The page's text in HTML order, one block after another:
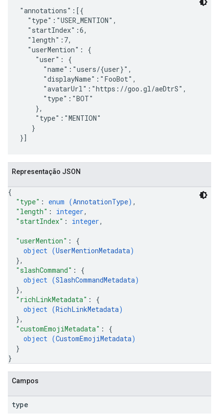
"annotations":[{
  "type":"USER_MENTION",
  "startIndex":6,
  "length":7,
  "userMention": {
    "user": {
      "name":"users/{user}",
      "displayName":"FooBot",
      "avatarUrl":"https://goo.gl/aeDtrS",
      "type":"BOT"
    },
    "type":"MENTION"
   }
Representação JSON
{
"type" : enum (AnnotationType) ,
"length" : integer,
"startIndex" : integer,
"userMention" : {
object (UserMentionMetadata)
},
"slashCommand" : {
object (SlashCommandMetadata)
},
"richLinkMetadata" : {
object (RichLinkMetadata)
},
"customEmojiMetadata" : {
object (CustomEmojiMetadata)
}
}
Campos
type